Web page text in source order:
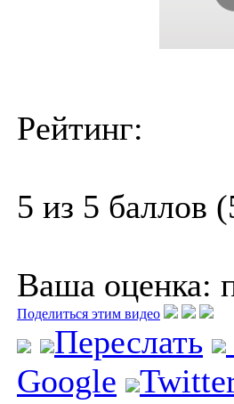
Рейтинг:
5 из 5 баллов
Ваша оценка:
Поделиться этим видео
Переслать
Google